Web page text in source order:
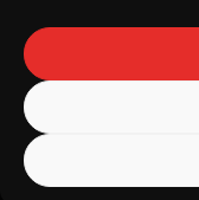
Str. Petru
RELAȚII CU